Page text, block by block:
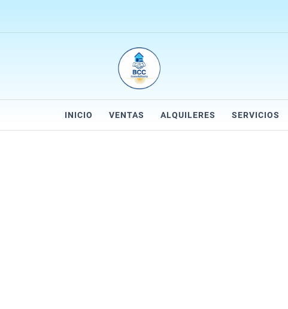
INICIO VENTAS ALQUILERES SERVICIOS